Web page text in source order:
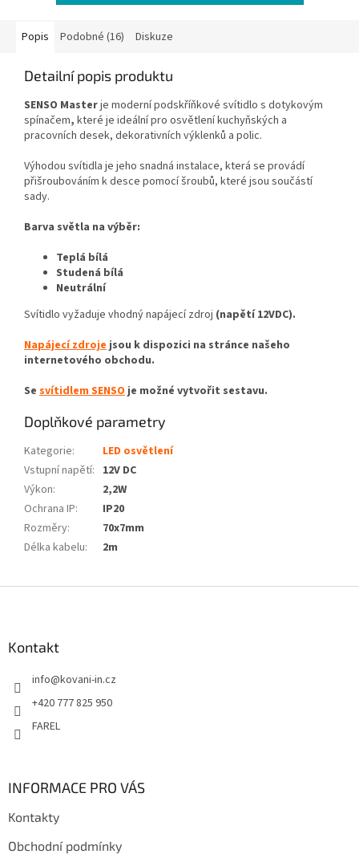
Popis Podobné (16) Diskuze
Detailní popis produktu
SENSO Masterje moderní podskříňkové svítidlo s dotykovým
spínačem, které je ideální pro osvětlení kuchyňských a
pracovních desek, dekorativních výklenků a polic.
Výhodou svítidla je jeho snadná instalace, která se provádí
přišroubováním k desce pomocí šroubů, které jsou součástí
sady.
Barva světla na výběr:
Teplá bílá
Studená bílá
Neutrální
Svítidlo vyžaduje vhodný napájecí zdroj (napětí 12VDC).
Napájecí zdroje jsou k dispozici na stránce našeho
internetového obchodu.
Se svítidlem SENSO je možné vytvořit sestavu.
Doplňkové parametry
Kategorie:
LED osvětlení
Vstupní napětí: 12V DC
Výkon:
2,2W
Ochrana IP:
IP20
Rozměry:
70x7mm
Délka kabelu: 2m
Kontakt
info@kovani-in.cz
+420 777 825 950
FAREL
INFORMACE PRO VÁS
Kontakty
Obchodní podmínky